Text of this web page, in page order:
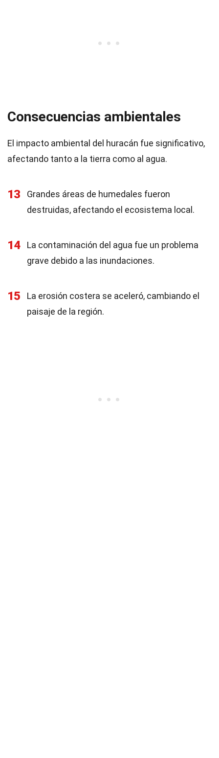
Consecuencias ambientales
El impacto ambiental del huracán fue significativo,
afectando tanto a la tierra como al agua.
13
Grandes áreas de humedales fueron
destruidas, afectando el ecosistema local.
14
La contaminación del agua fue un problema
grave debido a las inundaciones.
15
La erosión costera se aceleró, cambiando el
paisaje de la región.